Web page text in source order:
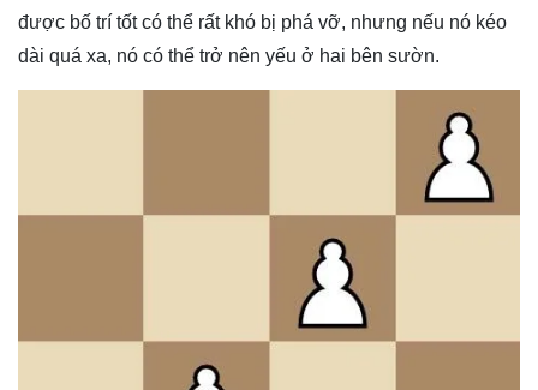
được bố trí tốt có thể rất khó bị phá vỡ, nhưng nếu nó kéo
dài quá xa, nó có thể trở nên yếu ở hai bên sườn.